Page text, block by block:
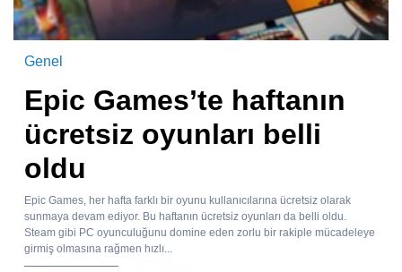
Genel
Epic Games’te haftanın
ücretsiz oyunları belli
oldu
Epic Games, her hafta farklı bir oyunu kullanıcılarına ücretsiz olarak
sunmaya devam ediyor. Bu haftanın ücretsiz oyunları da belli oldu.
Steam gibi PC oyunculuğunu domine eden zorlu bir rakiple mücadeleye
girmiş olmasına rağmen hızlı...